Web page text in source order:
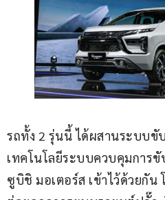
รถทั้ง 2 รุ่นนี้ ได้ผสานระบบขั
เทคโนโลยีระบบควบคุมการ
ซูบิชิ มอเตอร์ส เข้าไว้ด้วยกั